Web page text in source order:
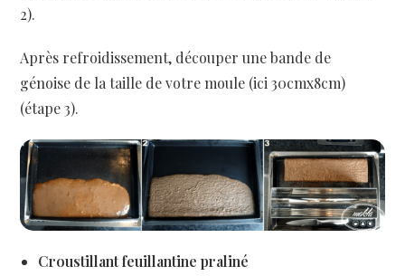
2).
Après refroidissement, découper une bande de
génoise de la taille de votre moule (ici 30cmx8cm)
(étape 3).
Croustillant feuillantine praliné